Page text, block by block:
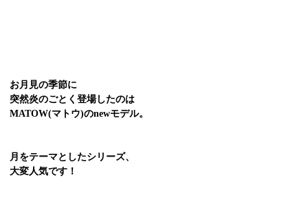
お月見の季節に
突然炎のごとく登場したのは
MATOW(マトウ)のnewモデル。
月をテーマとしたシリーズ、
大変人気です！